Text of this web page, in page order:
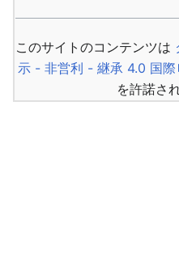
このサイトのコンテンツは
示 - 非営利 - 継承 4.0 国際
を許諾さ